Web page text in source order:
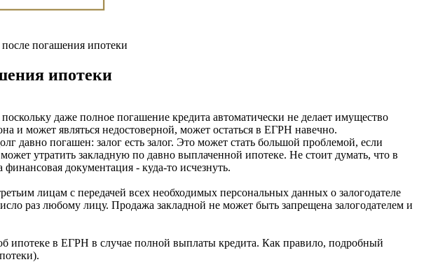
погашения ипотеки
ипотеки
даже полное погашение кредита автоматически не делает имущество
и может являться недостоверной, может остаться в ЕГРН навечно.
давно погашен: залог есть залог. Это может стать большой проблемой, если
утратить закладную по давно выплаченной ипотеке. Не стоит думать, что в
документация - куда-то исчезнуть.
лицам с передачей всех необходимых персональных данных о залогодателе
раз любому лицу. Продажа закладной не может быть запрещена залогодателем и
ипотеке в ЕГРН в случае полной выплаты кредита. Как правило, подробный